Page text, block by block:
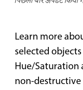
Learn more
selected
Hue/Saturation
non-